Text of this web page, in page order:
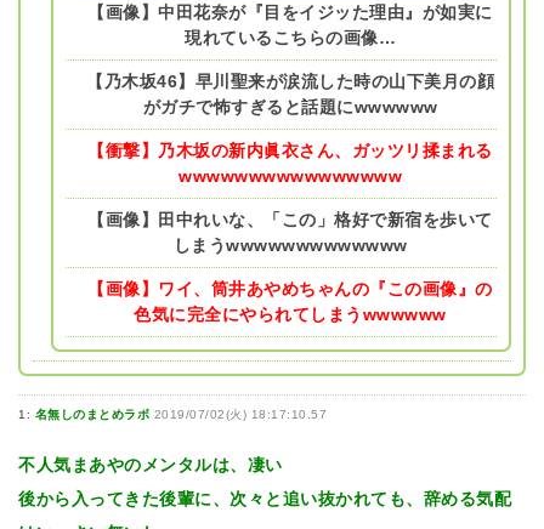
【画像】中田花奈が『目をイジッた理由』が如実に
現れているこちらの画像…
【乃木坂46】早川聖来が涙流した時の山下美月の顔
がガチで怖すぎると話題にwwwwww
【衝撃】乃木坂の新内眞衣さん、ガッツリ揉まれる
wwwwwwwwwwwwwwww
【画像】田中れいな、「この」格好で新宿を歩いて
しまうwwwwwwwwwwwww
【画像】ワイ、筒井あやめちゃんの『この画像』の
色気に完全にやられてしまうwwwwww
1: 名無しのまとめラボ 2019/07/02(火) 18:17:10.57
不人気まあやのメンタルは、凄い
後から入ってきた後輩に、次々と追い抜かれても、辞める気配